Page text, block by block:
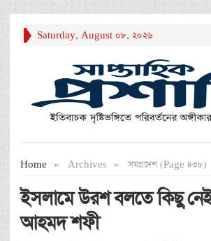
Saturday, August 08, 2026
Home » Archives » সমগ্রদেশ (Page 438)
ইসলামে উরশ বলতে কিছু
আহমদ শফী